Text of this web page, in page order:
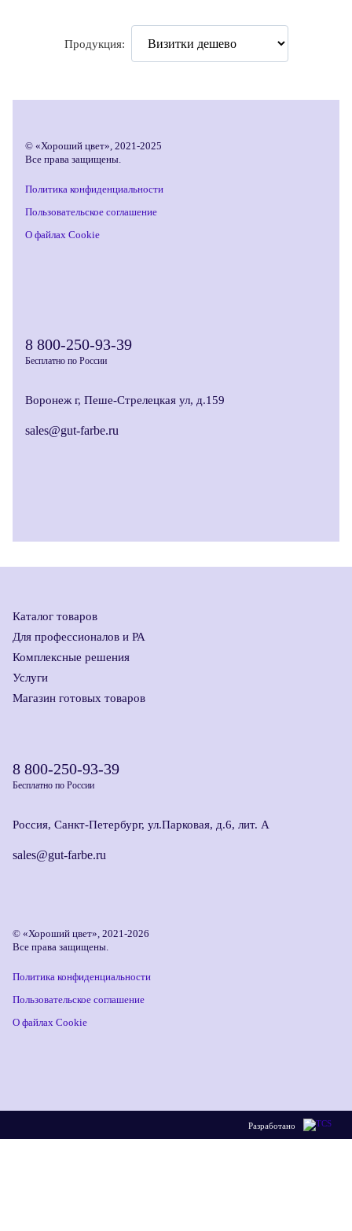
Продукция:
© «Хороший цвет», 2021-2025
Все права защищены.
Политика конфиденциальности
Пользовательское соглашение
О файлах Cookie
8 800-250-93-39
Бесплатно по России
Воронеж г, Пеше-Стрелецкая ул, д.159
sales@gut-farbe.ru
Каталог товаров
Для профессионалов и РА
Комплексные решения
Услуги
Магазин готовых товаров
8 800-250-93-39
Бесплатно по России
Россия, Санкт-Петербург, ул.Парковая, д.6, лит. А
sales@gut-farbe.ru
© «Хороший цвет», 2021-2026
Все права защищены.
Политика конфиденциальности
Пользовательское соглашение
О файлах Cookie
Разработано